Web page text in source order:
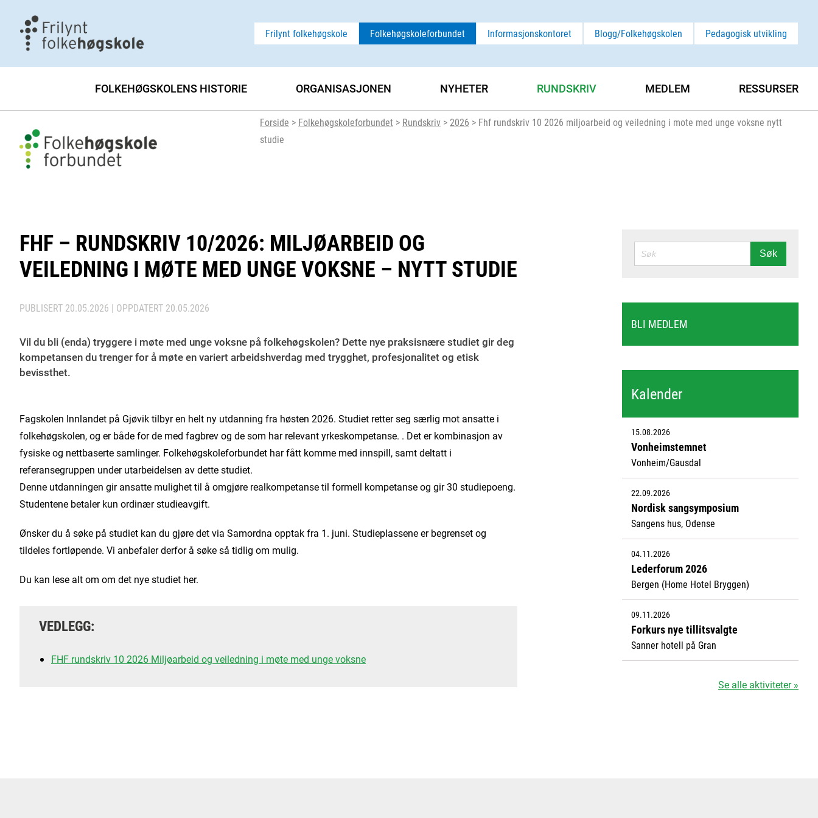
Frilynt folkehøgskole Folkehøgskoleforbundet Informasjonskontoret Blogg/Folkehøgskolen Pedagogisk utvikling
Forside > Folkehøgskoleforbundet > Rundskriv > 2026 > Fhf rundskriv 10 2026 miljoarbeid og veiledning i mote med unge voksne nytt
studie
FOLKEHØGSKOLENS HISTORIE ORGANISASJONEN NYHETER RUNDSKRIV MEDLEM RESSURSER
FHF – RUNDSKRIV 10/2026: MILJØARBEID OG
VEILEDNING I MØTE MED UNGE VOKSNE – NYTT STUDIE
PUBLISERT 20.05.2026 | OPPDATERT 20.05.2026
Vil du bli (enda) tryggere i møte med unge voksne på folkehøgskolen? Dette nye praksisnære studiet gir deg
kompetansen du trenger for å møte en variert arbeidshverdag med trygghet, profesjonalitet og etisk
bevissthet.
Fagskolen Innlandet på Gjøvik tilbyr en helt ny utdanning fra høsten 2026. Studiet retter seg særlig mot ansatte i
folkehøgskolen, og er både for de med fagbrev og de som har relevant yrkeskompetanse. . Det er kombinasjon av
fysiske og nettbaserte samlinger. Folkehøgskoleforbundet har fått komme med innspill, samt deltatt i
referansegruppen under utarbeidelsen av dette studiet.
Denne utdanningen gir ansatte mulighet til å omgjøre realkompetanse til formell kompetanse og gir 30 studiepoeng.
Studentene betaler kun ordinær studieavgift.
Ønsker du å søke på studiet kan du gjøre det via Samordna opptak fra 1. juni. Studieplassene er begrenset og
tildeles fortløpende. Vi anbefaler derfor å søke så tidlig om mulig.
Du kan lese alt om om det nye studiet her.
VEDLEGG:
FHF rundskriv 10 2026 Miljøarbeid og veiledning i møte med unge voksne
SØK Søk
BLI MEDLEM
Kalender
15.08.2026
Vonheimstemnet
Vonheim/Gausdal
22.09.2026
Nordisk sangsymposium
Sangens hus, Odense
04.11.2026
Lederforum 2026
Bergen (Home Hotel Bryggen)
09.11.2026
Forkurs nye tillitsvalgte
Sanner hotell på Gran
Se alle aktiviteter »